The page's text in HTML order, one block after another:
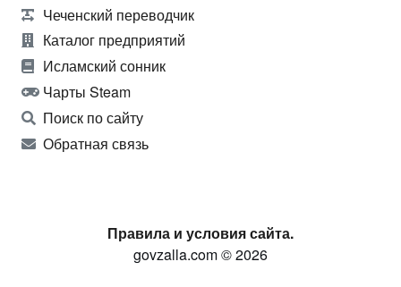
Чеченский переводчик
Каталог предприятий
Исламский сонник
Чарты Steam
Поиск по сайту
Обратная связь
Правила и условия сайта.
govzalla.com © 2026